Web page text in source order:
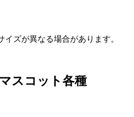
ズが異なる場合があります。
スコット各種